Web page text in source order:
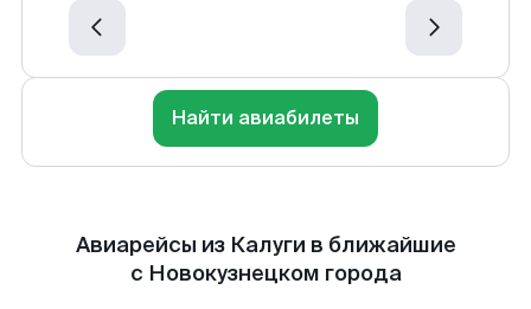
Найти авиабилеты
Авиарейсы из Калуги в ближайшие
с Новокузнецком города